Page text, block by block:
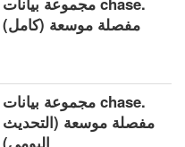
مفصلة موسعة (كامل)
.chase مجموعة بيانات
مفصلة موسعة (التحديث
اليومي)